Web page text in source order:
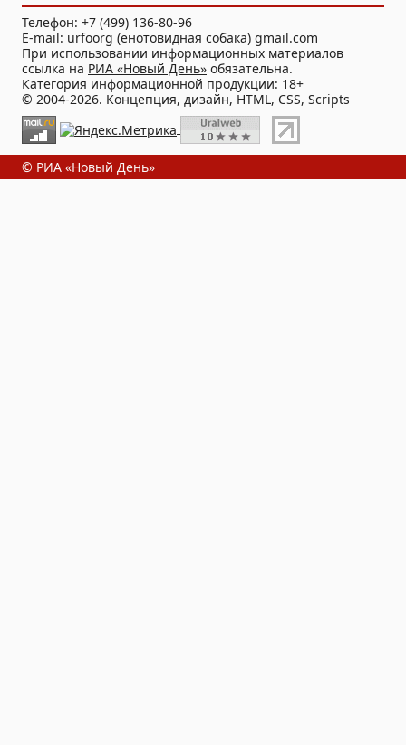
Телефон: +7 (499) 136-80-96
E-mail: urfoorg (енотовидная собака) gmail.com
При использовании информационных материалов
ссылка на РИА «Новый День» обязательна.
Категория информационной продукции: 18+
© 2004-2026. Концепция, дизайн, HTML, CSS, Scripts
© РИА «Новый День»